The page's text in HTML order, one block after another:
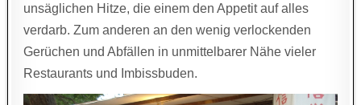
unsäglichen Hitze, die einem den Appetit auf alles
verdarb. Zum anderen an den wenig verlockenden
Gerüchen und Abfällen in unmittelbarer Nähe vieler
Restaurants und Imbissbuden.